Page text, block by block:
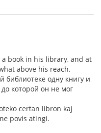
book in his library, and at
above his reach.
одну книгу и
которой он не мог
certan libron kaj
povis atingi.